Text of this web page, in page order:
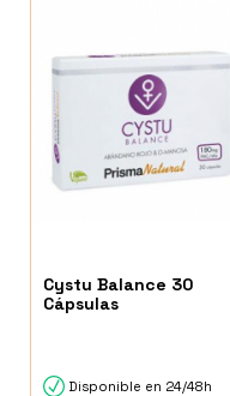
Cystu Balance 30
Cápsulas
Disponible en 24/48h